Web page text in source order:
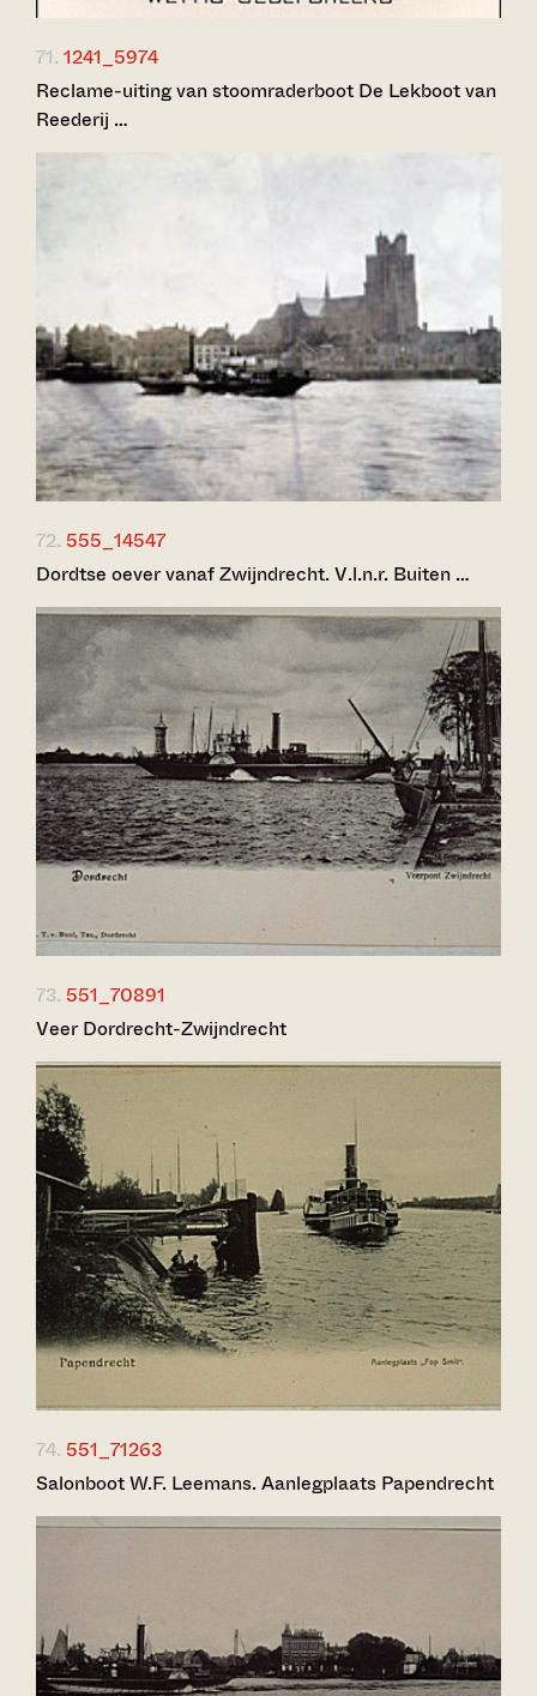
71. 1241_5974
Reclame-uiting van stoomraderboot De Lekboot van
Reederij …
72. 555_14547
Dordtse oever vanaf Zwijndrecht. V.l.n.r. Buiten …
73. 551_70891
Veer Dordrecht-Zwijndrecht
74. 551_71263
Salonboot W.F. Leemans. Aanlegplaats Papendrecht